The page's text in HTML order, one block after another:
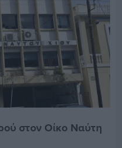
στον Οίκο Ναύτη